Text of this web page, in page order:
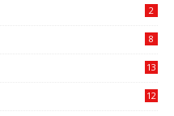
2
8
13
12